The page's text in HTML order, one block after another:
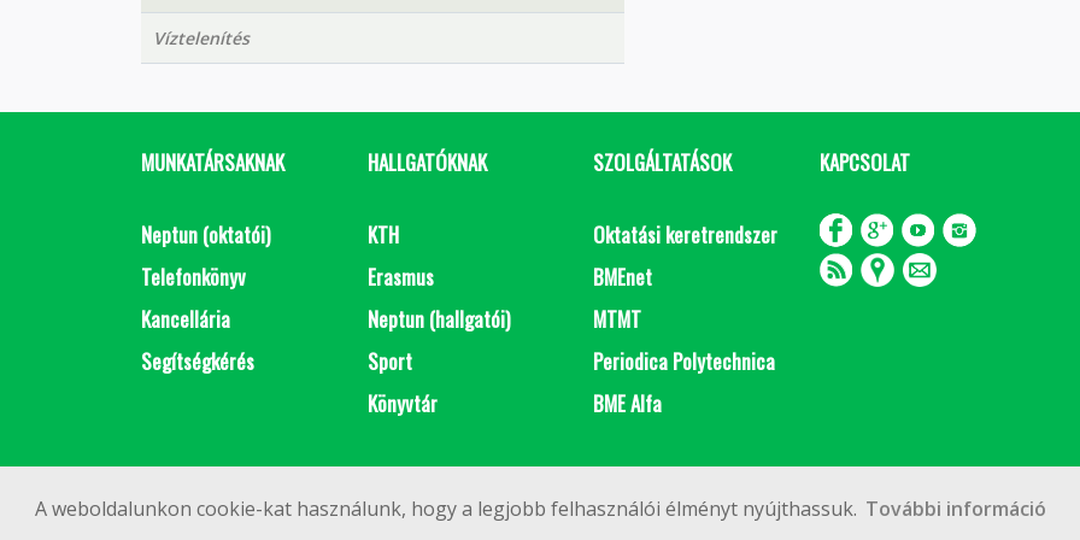
A weboldalunkon cookie-kat használunk, hogy a legjobb felhasználói élményt nyújthassuk. További információ
Víztelenítés
MUNKATÁRSAKNAK
Neptun (oktatói)
Telefonkönyv
Kancellária
Segítségkérés
HALLGATÓKNAK
KTH
Erasmus
Neptun (hallgatói)
Sport
Könyvtár
SZOLGÁLTATÁSOK
Oktatási keretrendszer
BMEnet
MTMT
Periodica Polytechnica
BME Alfa
KAPCSOLAT
Impresszum
Copyright © 2020 BME Építőmérnöki Kar
1111 Budapest, Műegyetem rkp. 3.
+36 1 463 3531